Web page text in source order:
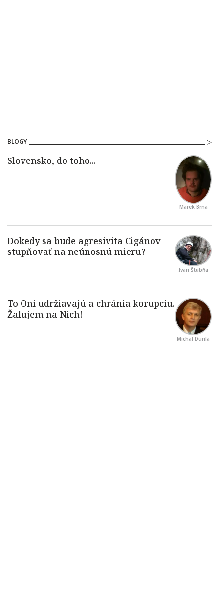
BLOGY
Marek Brna
Ivan Štubňa
Michal Durila